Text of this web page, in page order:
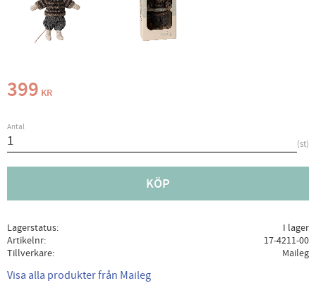
399 KR
Antal
st
KÖP
Lagerstatus
I lager
Artikelnr
17-4211-00
Tillverkare
Maileg
Visa alla produkter från Maileg